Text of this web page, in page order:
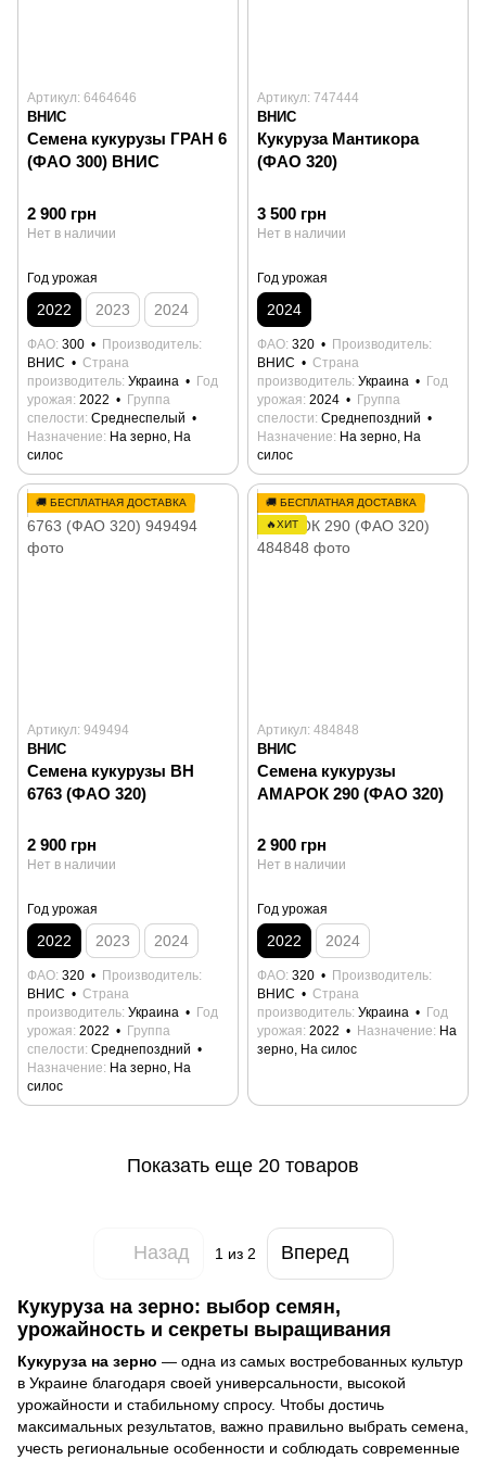
Артикул: 6464646
ВНИС
Семена кукурузы ГРАН 6
(ФАО 300) ВНИС
2 900 грн
Нет в наличии
Год урожая
2022 2023 2024
ФАО 300
Производитель
ВНИС
Страна
производитель Украина
Год
урожая 2022
Группа
спелости Среднеспелый
Назначение На зерно, На
силос
Артикул: 747444
ВНИС
Кукуруза Мантикора
(ФАО 320)
3 500 грн
Нет в наличии
Год урожая
2024
ФАО 320
Производитель
ВНИС
Страна
производитель Украина
Год
урожая 2024
Группа
спелости Среднепоздний
Назначение На зерно, На
силос
🚚 БЕСПЛАТНАЯ ДОСТАВКА
Артикул: 949494
ВНИС
Семена кукурузы ВН
6763 (ФАО 320)
2 900 грн
Нет в наличии
Год урожая
2022 2023 2024
ФАО 320
Производитель
ВНИС
Страна
производитель Украина
Год
урожая 2022
Группа
спелости Среднепоздний
Назначение На зерно, На
силос
🚚 БЕСПЛАТНАЯ ДОСТАВКА
🔥ХИТ
Артикул: 484848
ВНИС
Семена кукурузы
АМАРОК 290 (ФАО 320)
2 900 грн
Нет в наличии
Год урожая
2022 2024
ФАО 320
Производитель
ВНИС
Страна
производитель Украина
Год
урожая 2022 Назначение На
зерно, На силос
Показать еще 20 товаров
Назад 1 из 2 Вперед
Кукуруза на зерно: выбор семян,
урожайность и секреты выращивания
Кукуруза на зерно — одна из самых востребованных культур
в Украине благодаря своей универсальности, высокой
урожайности и стабильному спросу. Чтобы достичь
максимальных результатов, важно правильно выбрать семена,
учесть региональные особенности и соблюдать современные